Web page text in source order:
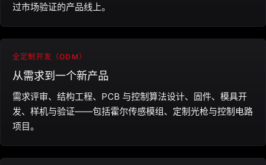
过市场验证的产品线上。
全定制开发（ODM）
从需求到一个新产品
需求评审、结构工程、PCB 与控制算法设计、固件、模具开
发、样机与验证——包括霍尔传感模组、定制光枪与控制电路
项目。